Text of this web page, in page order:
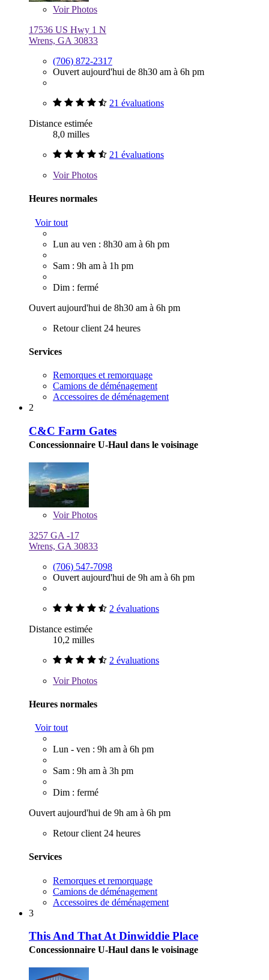
VoirPhotos
17536 US Hwy 1 N
Wrens, GA 30833
(706) 872-2317
Ouvert aujourd'hui de 8h30 am à 6h pm
21 évaluations
Distance estimée
8,0 milles
21 évaluations
VoirPhotos
Heures normales
Voir tout
Lun au ven : 8h30 am à 6h pm
Sam : 9h am à 1h pm
Dim : fermé
Ouvert aujourd'hui de 8h30 am à 6h pm
Retour client 24 heures
Services
Remorques et remorquage
Camions de déménagement
Accessoires de déménagement
2
C&C Farm Gates
Concessionnaire U-Haul dans le voisinage
VoirPhotos
3257 GA -17
Wrens, GA 30833
(706) 547-7098
Ouvert aujourd'hui de 9h am à 6h pm
2 évaluations
Distance estimée
10,2 milles
2 évaluations
VoirPhotos
Heures normales
Voir tout
Lun - ven : 9h am à 6h pm
Sam : 9h am à 3h pm
Dim : fermé
Ouvert aujourd'hui de 9h am à 6h pm
Retour client 24 heures
Services
Remorques et remorquage
Camions de déménagement
Accessoires de déménagement
3
This And That At Dinwiddie Place
Concessionnaire U-Haul dans le voisinage